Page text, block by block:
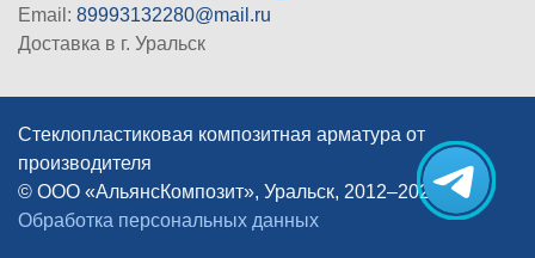
Email: 89993132280@mail.ru
Доставка в г. Уральск
Стеклопластиковая композитная арматура от
производителя
© ООО «АльянсКомпозит», Уральск, 2012–2026 |
Обработка персональных данных